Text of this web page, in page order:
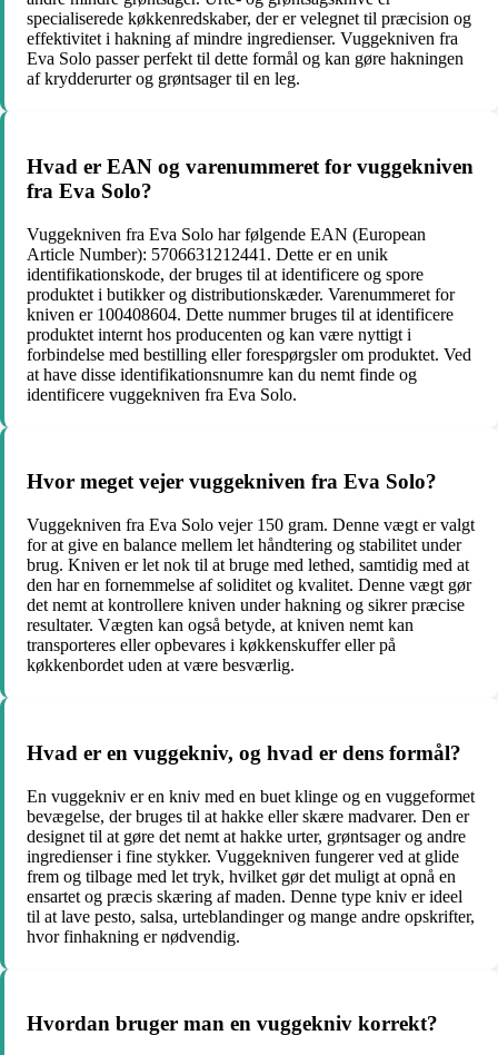
specialiserede køkkenredskaber, der er velegnet til præcision og
effektivitet i hakning af mindre ingredienser. Vuggekniven fra
Eva Solo passer perfekt til dette formål og kan gøre hakningen
af krydderurter og grøntsager til en leg.
Hvad er EAN og varenummeret for vuggekniven
fra Eva Solo?
Vuggekniven fra Eva Solo har følgende EAN (European
Article Number): 5706631212441. Dette er en unik
identifikationskode, der bruges til at identificere og spore
produktet i butikker og distributionskæder. Varenummeret for
kniven er 100408604. Dette nummer bruges til at identificere
produktet internt hos producenten og kan være nyttigt i
forbindelse med bestilling eller forespørgsler om produktet. Ved
at have disse identifikationsnumre kan du nemt finde og
identificere vuggekniven fra Eva Solo.
Hvor meget vejer vuggekniven fra Eva Solo?
Vuggekniven fra Eva Solo vejer 150 gram. Denne vægt er valgt
for at give en balance mellem let håndtering og stabilitet under
brug. Kniven er let nok til at bruge med lethed, samtidig med at
den har en fornemmelse af soliditet og kvalitet. Denne vægt gør
det nemt at kontrollere kniven under hakning og sikrer præcise
resultater. Vægten kan også betyde, at kniven nemt kan
transporteres eller opbevares i køkkenskuffer eller på
køkkenbordet uden at være besværlig.
Hvad er en vuggekniv, og hvad er dens formål?
En vuggekniv er en kniv med en buet klinge og en vuggeformet
bevægelse, der bruges til at hakke eller skære madvarer. Den er
designet til at gøre det nemt at hakke urter, grøntsager og andre
ingredienser i fine stykker. Vuggekniven fungerer ved at glide
frem og tilbage med let tryk, hvilket gør det muligt at opnå en
ensartet og præcis skæring af maden. Denne type kniv er ideel
til at lave pesto, salsa, urteblandinger og mange andre opskrifter,
hvor finhakning er nødvendig.
Hvordan bruger man en vuggekniv korrekt?